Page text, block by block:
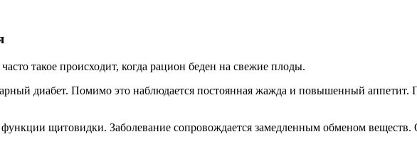
такое происходит, когда рацион беден на свежие плоды.
диабет. Помимо это наблюдается постоянная жажда и повышенный аппетит.
щитовидки. Заболевание сопровождается замедленным обменом веществ.